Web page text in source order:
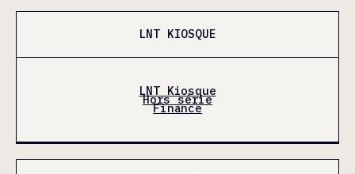
LNT KIOSQUE
LNT Kiosque
Hors série
Finance